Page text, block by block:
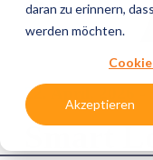
daran zu erinnern,
werden möchten.
Akzeptieren
22. April. 2026 -
Smart